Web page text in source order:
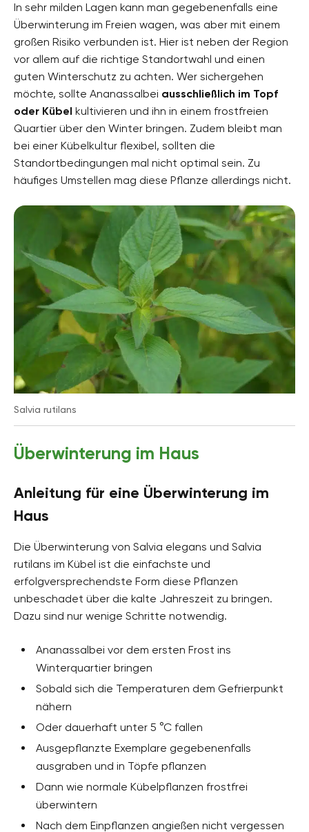
In sehr milden Lagen kann man gegebenenfalls eine
Überwinterung im Freien wagen, was aber mit einem
großen Risiko verbunden ist. Hier ist neben der Region
vor allem auf die richtige Standortwahl und einen
guten Winterschutz zu achten. Wer sichergehen
möchte, sollte Ananassalbei ausschließlich im Topf
oder Kübel kultivieren und ihn in einem frostfreien
Quartier über den Winter bringen. Zudem bleibt man
bei einer Kübelkultur flexibel, sollten die
Standortbedingungen mal nicht optimal sein. Zu
häufiges Umstellen mag diese Pflanze allerdings nicht.
Salvia rutilans
Überwinterung im Haus
Anleitung für eine Überwinterung im
Haus
Die Überwinterung von Salvia elegans und Salvia
rutilans im Kübel ist die einfachste und
erfolgversprechendste Form diese Pflanzen
unbeschadet über die kalte Jahreszeit zu bringen.
Dazu sind nur wenige Schritte notwendig.
Ananassalbei vor dem ersten Frost ins
Winterquartier bringen
Sobald sich die Temperaturen dem Gefrierpunkt
nähern
Oder dauerhaft unter 5 °C fallen
Ausgepflanzte Exemplare gegebenenfalls
ausgraben und in Töpfe pflanzen
Dann wie normale Kübelpflanzen frostfrei
überwintern
Nach dem Einpflanzen angießen nicht vergessen